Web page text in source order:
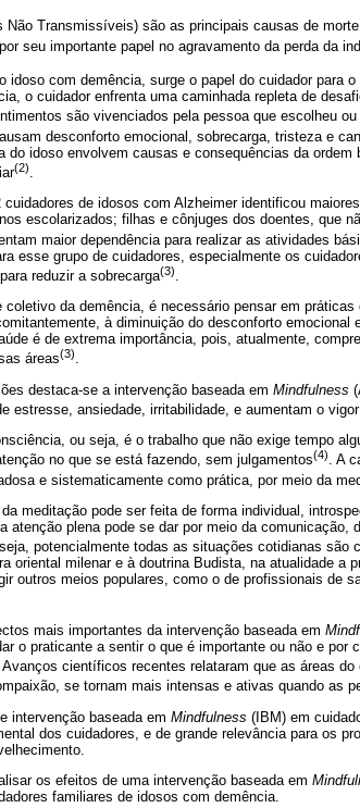
Não Transmissíveis) são as principais causas de
seu importante papel no agravamento da perda da
idoso com demência, surge o papel do cuidador para
o cuidador enfrenta uma caminhada repleta de
são vivenciados pela pessoa que escolheu
desconforto emocional, sobrecarga, tristeza e
do idoso envolvem causas e consequências da
(2).
de idosos com Alzheimer identificou
escolarizados; filhas e cônjuges dos doentes, que
maior dependência para realizar as atividades
esse grupo de cuidadores, especialmente os
reduzir a sobrecarga(3)
coletivo da demência, é necessário pensar em
à diminuição do desconforto emocional
é de extrema importância, pois, atualmente,
áreas(3).
destaca-se a intervenção baseada em Mindfulness
estresse, ansiedade, irritabilidade, e aumentam o
ou seja, é o trabalho que não exige tempo
no que se está fazendo, sem julgamentos(4). A
e sistematicamente como prática, por meio da
meditação pode ser feita de forma individual,
atenção plena pode se dar por meio da
potencialmente todas as situações cotidianas são
oriental milenar e à doutrina Budista, na atualidade a
outros meios populares, como o de profissionais de
mais importantes da intervenção baseada em
o praticante a sentir o que é importante ou não e por
Avanços científicos recentes relataram que as áreas
se tornam mais intensas e ativas quando as
intervenção baseada em Mindfulness (IBM) em
dos cuidadores, e de grande relevância para os
os efeitos de uma intervenção baseada em
familiares de idosos com demência.